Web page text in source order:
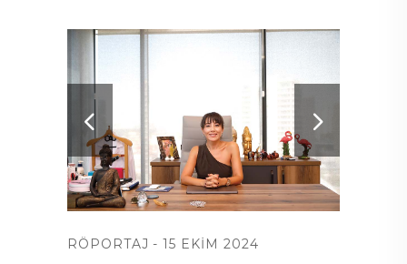
RÖPORTAJ 15 EKIM 2024